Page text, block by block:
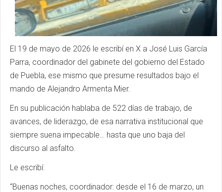
El 19 de mayo de 2026 le escribí en X a José Luis García
Parra, coordinador del gabinete del gobierno del Estado
de Puebla, ese mismo que presume resultados bajo el
mando de Alejandro Armenta Mier.
En su publicación hablaba de 522 días de trabajo, de
avances, de liderazgo, de esa narrativa institucional que
siempre suena impecable… hasta que uno baja del
discurso al asfalto.
Le escribí:
“Buenas noches, coordinador: desde el 16 de marzo, un